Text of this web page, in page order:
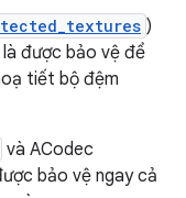
)
được bảo vệ để
tiết bộ đệm
và ACodec
bảo vệ ngay cả